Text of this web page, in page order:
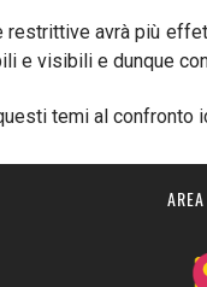
avrà più
e visibili e dunque
temi al